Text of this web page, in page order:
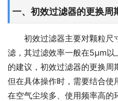
一、初效过滤器的更换周
初效过滤器主要对颗粒尺
滤，其过滤效率一般在5μm
的建议，初效过滤器的更换周
但在具体操作时，需要结合使
在空气尘埃多、使用频率高的